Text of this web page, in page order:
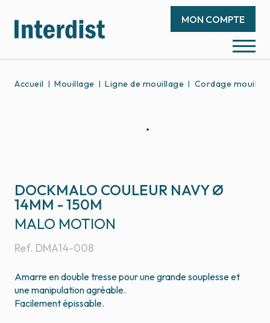
MON COMPTE
Accueil Mouillage Ligne de mouillage Cordage
DOCKMALO COULEUR NAVY Ø
14MM - 150M
Ref. DMA14-008
MALO MOTION
Amarre en double tresse pour une grande souplesse et
une manipulation agréable.
Facilement épissable.